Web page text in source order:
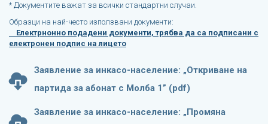
* Документите важат за всички стандартни случаи.
Образци на най-често използвани документи:
Електрнонно подадени документи, трябва да са подписани с
електронен подпис на лицето
Заявление за инкасо-население: „Откриване на
партида за абонат с Молба 1” (pdf)
Заявление за инкасо-население: „Промяна